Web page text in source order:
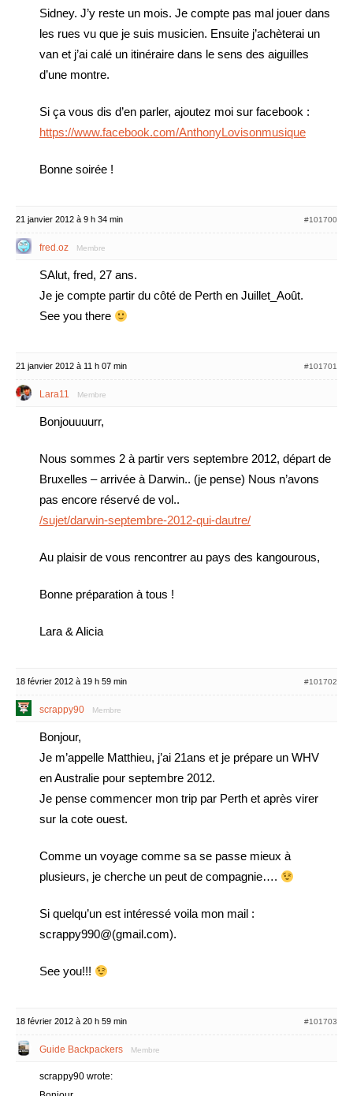
Sidney. J’y reste un mois. Je compte pas mal jouer dans
les rues vu que je suis musicien. Ensuite j’achèterai un
van et j’ai calé un itinéraire dans le sens des aiguilles
d’une montre.
Si ça vous dis d’en parler, ajoutez moi sur facebook :
https://www.facebook.com/AnthonyLovisonmusique
Bonne soirée !
21 janvier 2012 à 9 h 34 min #101700
fred.oz Membre
SAlut, fred, 27 ans.
Je je compte partir du côté de Perth en Juillet_Août.
See you there
21 janvier 2012 à 11 h 07 min #101701
Lara11 Membre
Bonjouuuurr,
Nous sommes 2 à partir vers septembre 2012, départ de
Bruxelles – arrivée à Darwin.. (je pense) Nous n’avons
pas encore réservé de vol..
/sujet/darwin-septembre-2012-qui-dautre/
Au plaisir de vous rencontrer au pays des kangourous,
Bonne préparation à tous !
Lara & Alicia
18 février 2012 à 19 h 59 min #101702
scrappy90 Membre
Bonjour,
Je m’appelle Matthieu, j’ai 21ans et je prépare un WHV
en Australie pour septembre 2012.
Je pense commencer mon trip par Perth et après virer
sur la cote ouest.
Comme un voyage comme sa se passe mieux à
plusieurs, je cherche un peut de compagnie….
Si quelqu’un est intéressé voila mon mail :
scrappy990@(gmail.com).
See you!!!
18 février 2012 à 20 h 59 min #101703
Guide Backpackers Membre
scrappy90 wrote: